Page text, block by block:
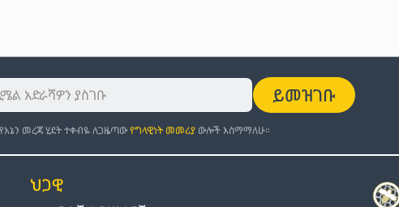
ይመዝገቡ
የእኔን መረጃ ሂደት ተቀብዬ ለጋዜጣውየግላዊነት መመሪያውሎች እስማማለሁ።
ህጋዊ